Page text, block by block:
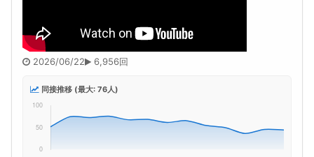
2026/06/22 6,956回
同接推移 (最大: 76人)